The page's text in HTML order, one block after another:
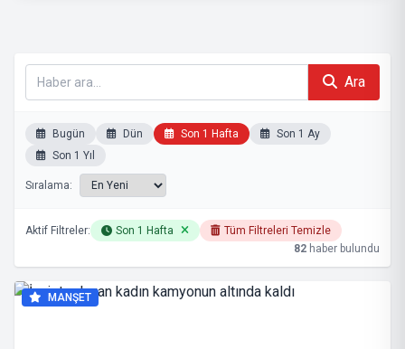
Ara
Bugün Dün Son 1 Hafta
Son 1 Ay
Son 1 Yıl
Sıralama:
Aktif Filtreler: Son 1 Hafta
Tüm Filtreleri Temizle
82 haber bulundu
MANŞET